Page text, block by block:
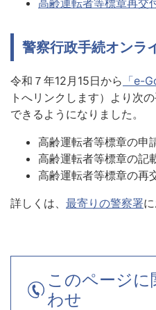
警察行政手続オンラ
令和７年12月15日から 「e-
トへリンクします）より次
できるようになりました。
高齢運転者等標章の申
高齢運転者等標章の記
高齢運転者等標章の再
詳しくは、 最寄りの警察署
このページ
わせ